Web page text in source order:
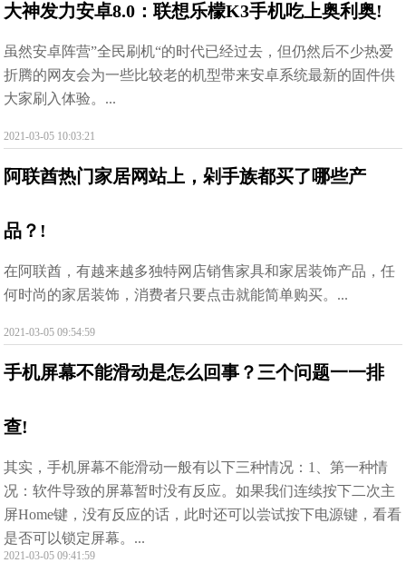
大神发力安卓8.0：联想乐檬K3手机吃上奥利奥!
虽然安卓阵营”全民刷机“的时代已经过去，但仍然后不少热爱
折腾的网友会为一些比较老的机型带来安卓系统最新的固件供
大家刷入体验。...
2021-03-05 10:03:21
阿联酋热门家居网站上，剁手族都买了哪些产
品？!
在阿联酋，有越来越多独特网店销售家具和家居装饰产品，任
何时尚的家居装饰，消费者只要点击就能简单购买。...
2021-03-05 09:54:59
手机屏幕不能滑动是怎么回事？三个问题一一排
查!
其实，手机屏幕不能滑动一般有以下三种情况：1、第一种情
况：软件导致的屏幕暂时没有反应。如果我们连续按下二次主
屏Home键，没有反应的话，此时还可以尝试按下电源键，看看
是否可以锁定屏幕。...
2021-03-05 09:41:59